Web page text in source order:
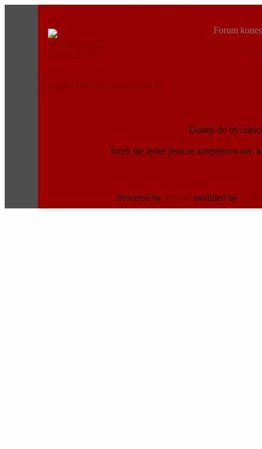
Forum
FAQ
bestofwhisky.pl Strona Główna
Dostęp do tej
Jeżeli nie jesteś jeszcze zarejestrowany,
Powered by phpBB modified by